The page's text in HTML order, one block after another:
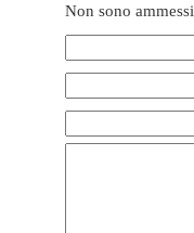
Non sono